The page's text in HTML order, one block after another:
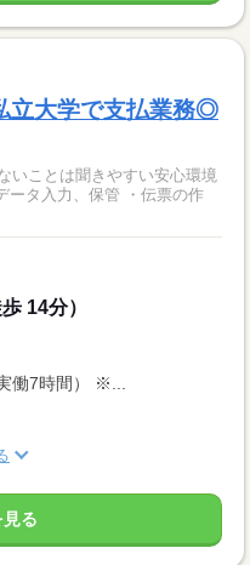
立大学で支払業務◎
いことは聞きやすい安心環境
ータ入力、保管 ・伝票の作
14分）
働7時間） ※...
る